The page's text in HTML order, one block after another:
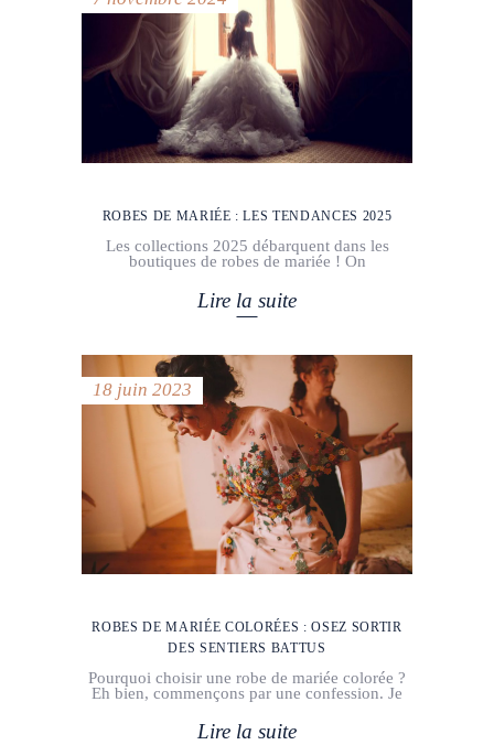
ROBES DE MARIÉE : LES TENDANCES 2025
Les collections 2025 débarquent dans les
boutiques de robes de mariée ! On
Lire la suite
18 juin 2023
ROBES DE MARIÉE COLORÉES : OSEZ SORTIR
DES SENTIERS BATTUS
Pourquoi choisir une robe de mariée colorée ?
Eh bien, commençons par une confession. Je
Lire la suite